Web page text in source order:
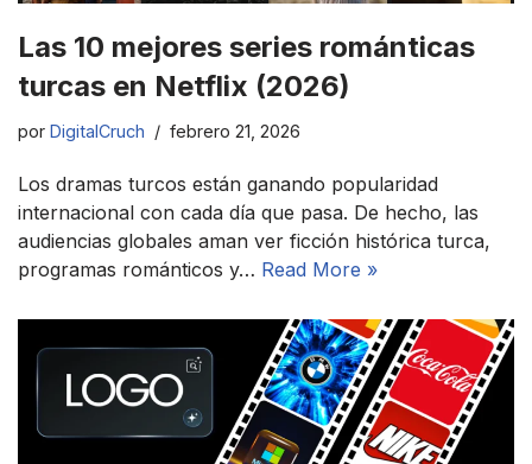
Las 10 mejores series románticas
turcas en Netflix (2026)
por DigitalCruch febrero 21, 2026
Los dramas turcos están ganando popularidad
internacional con cada día que pasa. De hecho, las
audiencias globales aman ver ficción histórica turca,
programas románticos y… Read More »